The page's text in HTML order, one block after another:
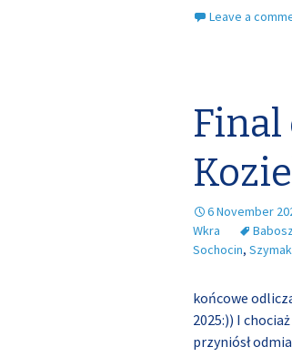
Leave a
Final
6 November
Wkra
Sochocin,
końcowe
2025:)) I
przyniósł